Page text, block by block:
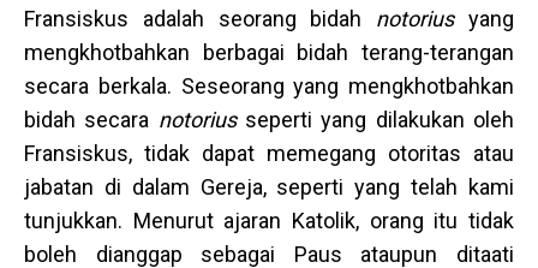
Fransiskus adalah seorang bidah notoriusyang
mengkhotbahkan berbagai bidah terang-terangan
secara berkala. Seseorang yang mengkhotbahkan
bidah secara notoriusseperti yang dilakukan oleh
Fransiskus, tidak dapat memegang otoritas atau
jabatan di dalam Gereja, seperti yang telah kami
tunjukkan. Menurut ajaran Katolik, orang itu tidak
boleh dianggap sebagai Paus ataupun ditaati